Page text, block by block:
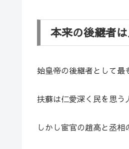
本来の後継者
始皇帝の後継者として最
扶蘇は仁愛深く民を思う
しかし宦官の趙高と丞